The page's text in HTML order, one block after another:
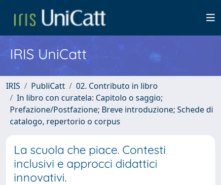
IRIS UniCatt
IRIS PubliCatt
02. Contributo in libro
In libro con curatela: Capitolo o saggio;
Prefazione/Postfazione; Breve introduzione; Schede di
catalogo, repertorio o corpus
La scuola che piace. Contesti
inclusivi e approcci didattici
innovativi.